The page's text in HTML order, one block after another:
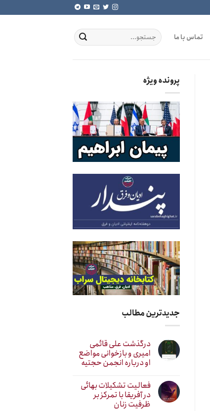
تماس با ما
پرونده ویژه
جدیدترین مطالب
درگذشت علی قائمی
امیری و بازخوانی مواضع
او درباره انجمن حجتیه
فعالیت تشکیلات بهائی
در آفریقا با تمرکز بر
ظرفیت زنان